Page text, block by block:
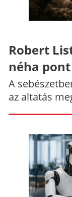
Robert
néha
A
az altatás